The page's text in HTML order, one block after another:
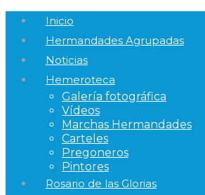
Inicio
Hermandades Agrupadas
Noticias
Hemeroteca
Galería fotográfica
Vídeos
Marchas Hermandades
Carteles
Pregoneros
Pintores
Rosario de las Glorias